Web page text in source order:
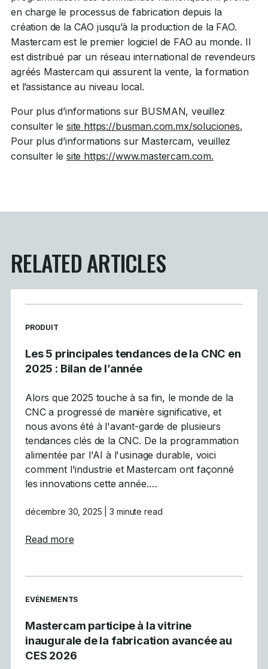
en charge le processus de fabrication depuis la
création de la CAO jusqu’à la production de la FAO.
Mastercam est le premier logiciel de FAO au monde. Il
est distribué par un réseau international de revendeurs
agréés Mastercam qui assurent la vente, la formation
et l’assistance au niveau local.
Pour plus d’informations sur BUSMAN, veuillez
consulter le site https://busman.com.mx/soluciones.
Pour plus d’informations sur Mastercam, veuillez
consulter le site https://www.mastercam.com.
RELATED ARTICLES
READ MORE ARTICLES ABOUT
PRODUIT
Les 5 principales tendances de la CNC en
2025 : Bilan de l’année
Alors que 2025 touche à sa fin, le monde de la
CNC a progressé de manière significative, et
nous avons été à l'avant-garde de plusieurs
tendances clés de la CNC. De la programmation
alimentée par l'AI à l'usinage durable, voici
comment l'industrie et Mastercam ont façonné
les innovations cette année.…
décembre 30, 2025 | 3 minute read
Read moreabout Les 5 principales tendances de la
READ MORE ARTICLES ABOUT
EVÉNEMENTS
Mastercam participe à la vitrine
inaugurale de la fabrication avancée au
CES 2026